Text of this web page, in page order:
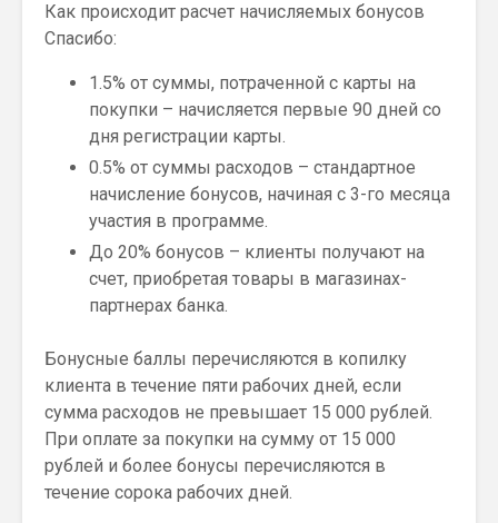
Как происходит расчет начисляемых бонусов
Спасибо:
1.5% от суммы, потраченной с карты на
покупки – начисляется первые 90 дней со
дня регистрации карты.
0.5% от суммы расходов – стандартное
начисление бонусов, начиная с 3-го месяца
участия в программе.
До 20% бонусов – клиенты получают на
счет, приобретая товары в магазинах-
партнерах банка.
Бонусные баллы перечисляются в копилку
клиента в течение пяти рабочих дней, если
сумма расходов не превышает 15 000 рублей.
При оплате за покупки на сумму от 15 000
рублей и более бонусы перечисляются в
течение сорока рабочих дней.